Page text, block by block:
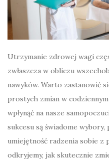
Utrzymanie zdrowej wagi
zwłaszcza w obliczu
nawyków. Warto zastanowić
prostych zmian w
wpłynąć na nasze
sukcesu są świadome
umiejętność radzenia sobie z
odkryjemy, jak skutecznie